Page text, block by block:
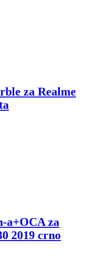
za Realme
a+OCA za
2019 crno